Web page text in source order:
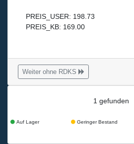
PREIS_USER: 198.73
PREIS_KB: 169.00
Weiter ohne RDKS
1 gefunden
Auf Lager Geringer Bestand